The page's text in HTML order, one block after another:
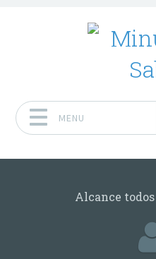
MENU
Alcance todos